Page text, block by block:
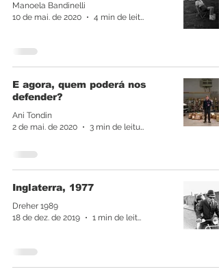
Manoela Bandinelli
10 de mai. de 2020
4 min de leitura
E agora, quem poderá nos
defender?
Ani Tondin
2 de mai. de 2020
3 min de leitura
Inglaterra, 1977
Dreher 1989
18 de dez. de 2019
1 min de leitura